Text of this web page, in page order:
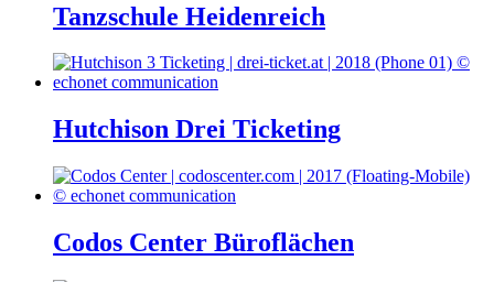
Tanzschule Heidenreich
Hutchison Drei Ticketing
Codos Center Büroflächen